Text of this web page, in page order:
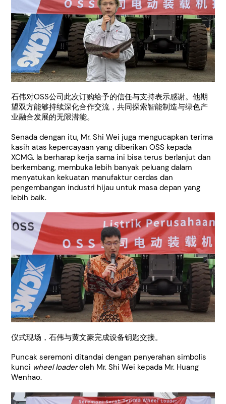
石伟对OSS公司此次订购给予的信任与支持表示感谢。他期
望双方能够持续深化合作交流，共同探索智能制造与绿色产
业融合发展的无限潜能。
Senada dengan itu, Mr. Shi Wei juga mengucapkan terima
kasih atas kepercayaan yang diberikan OSS kepada
XCMG. Ia berharap kerja sama ini bisa terus berlanjut dan
berkembang, membuka lebih banyak peluang dalam
menyatukan kekuatan manufaktur cerdas dan
pengembangan industri hijau untuk masa depan yang
lebih baik.
仪式现场，石伟与黄文豪完成设备钥匙交接。
Puncak seremoni ditandai dengan penyerahan simbolis
kunci wheel loaderoleh Mr. Shi Wei kepada Mr. Huang
Wenhao.